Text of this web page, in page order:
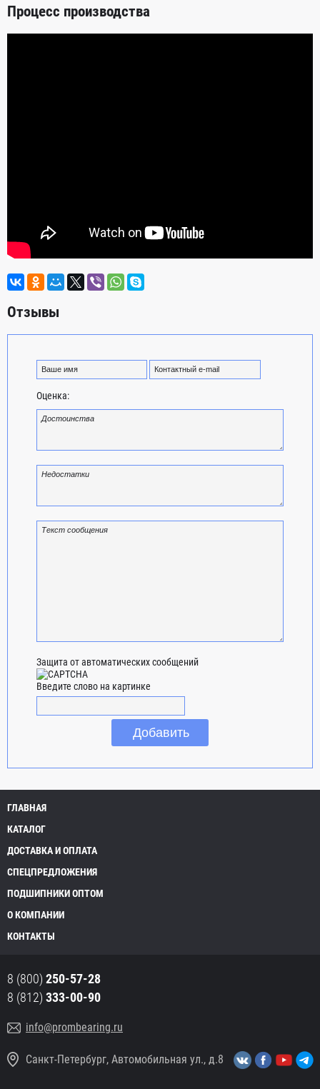
Процесс производства
Отзывы
Оценка:
Защита от автоматических сообщений
Введите слово на картинке
ГЛАВНАЯ
КАТАЛОГ
ДОСТАВКА И ОПЛАТА
СПЕЦПРЕДЛОЖЕНИЯ
ПОДШИПНИКИ ОПТОМ
О КОМПАНИИ
КОНТАКТЫ
8 (800) 250-57-28
8 (812) 333-00-90
info@prombearing.ru
Санкт-Петербург, Автомобильная ул., д.8